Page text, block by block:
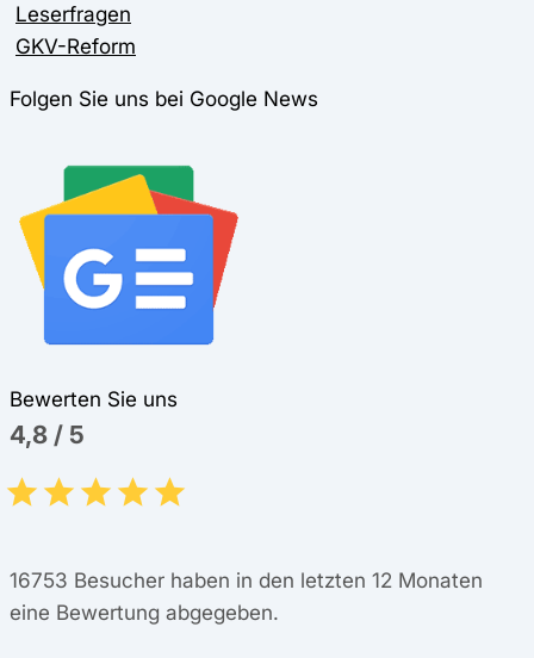
Leserfragen
GKV-Reform
Folgen Sie uns bei Google News
Bewerten Sie uns
4,8 / 5
16753 Besucher haben in den letzten 12 Monaten
eine Bewertung abgegeben.